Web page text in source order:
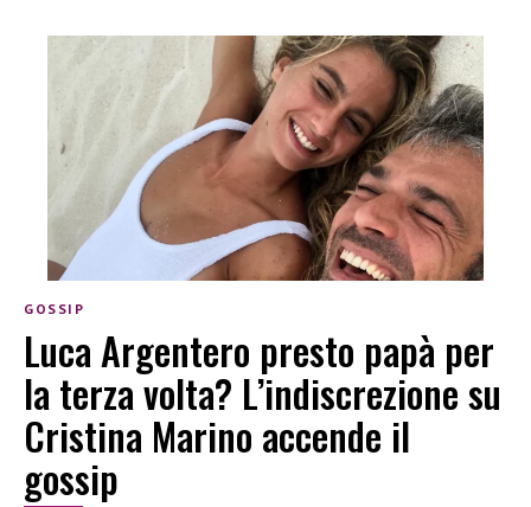
GOSSIP
Luca Argentero presto papà per
la terza volta? L’indiscrezione su
Cristina Marino accende il
gossip